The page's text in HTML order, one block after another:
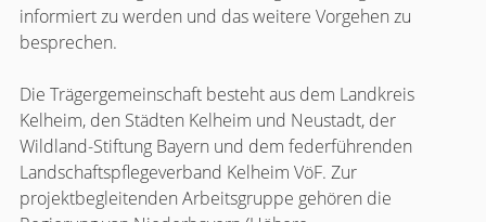
informiert zu werden und das weitere Vorgehen zu
besprechen.
Die Trägergemeinschaft besteht aus dem Landkreis
Kelheim, den Städten Kelheim und Neustadt, der
Wildland-Stiftung Bayern und dem federführenden
Landschaftspflegeverband Kelheim VöF. Zur
projektbegleitenden Arbeitsgruppe gehören die